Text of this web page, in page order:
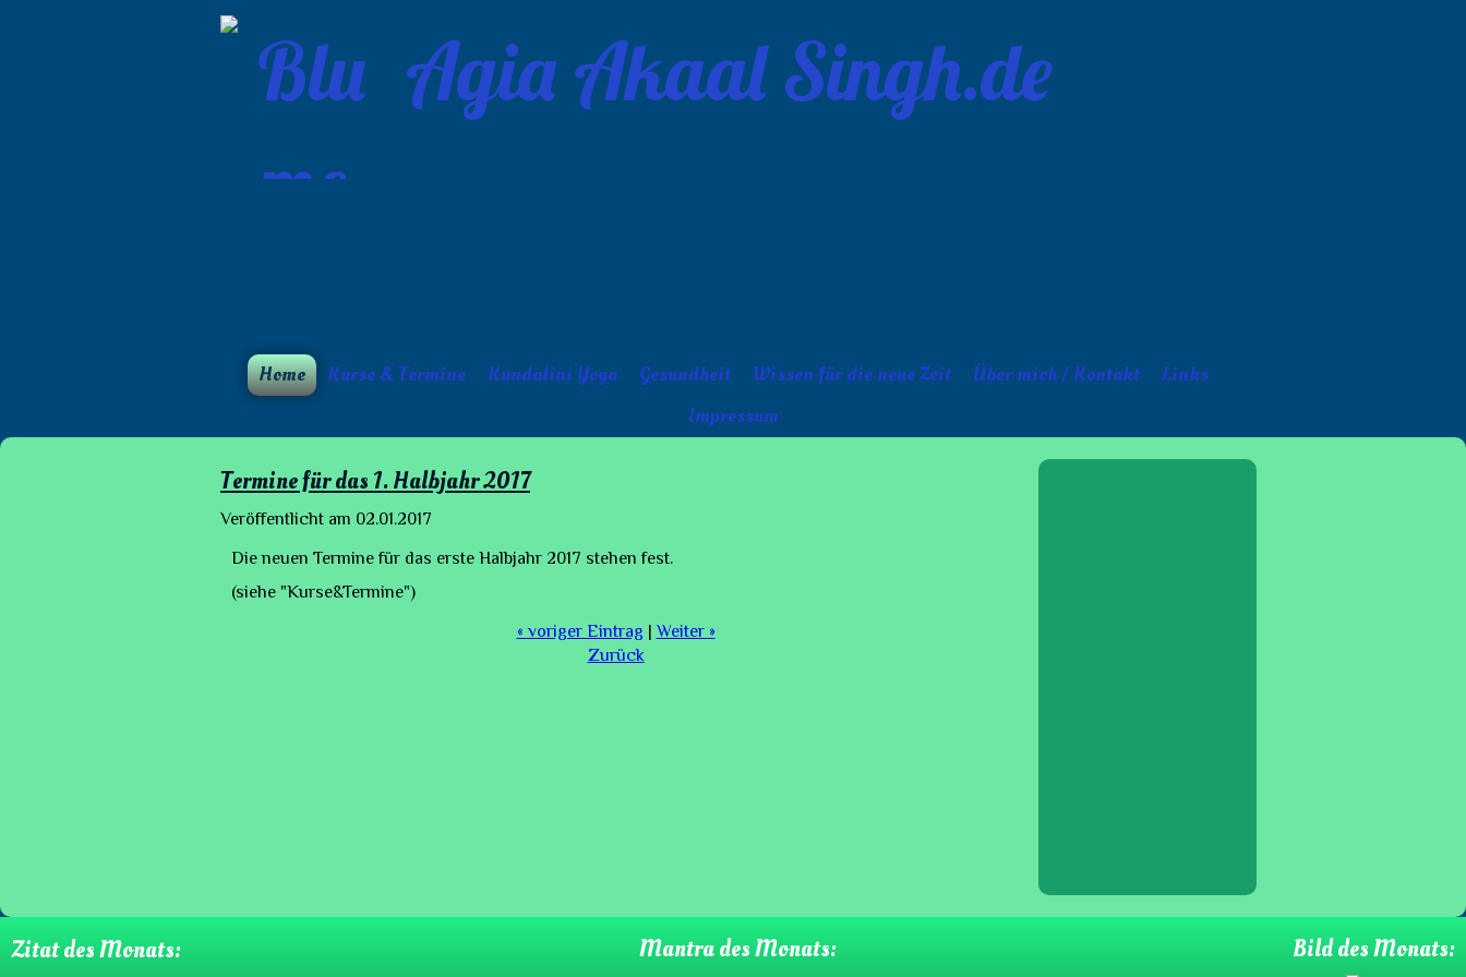
Agia Akaal Singh.de
Home Kurse & Termine Kundalini Yoga Gesundheit Wissen für die neue Zeit Über mich / Kontakt
Links
Impressum
Termine für das 1. Halbjahr 2017
Veröffentlicht am 02.01.2017
Die neuen Termine für das erste Halbjahr 2017 stehen fest.
(siehe "Kurse&Termine")
« voriger Eintrag |Weiter »
Zurück
Zitat des Monats: Mantra des Monats: Bild des Monats: